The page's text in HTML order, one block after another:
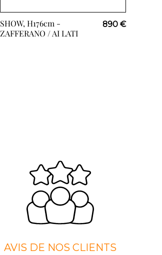
SHOW, H176cm -
ZAFFERANO / AI LATI
890 €
AVIS DE NOS CLIENTS